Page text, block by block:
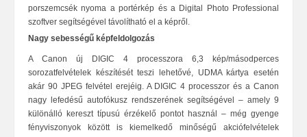
porszemcsék nyoma a portérkép és a Digital Photo Professional
szoftver segítségével távolítható el a képről.
Nagy sebességű képfeldolgozás
A Canon új DIGIC 4 processzora 6,3 kép/másodperces
sorozatfelvételek készítését teszi lehetővé, UDMA kártya esetén
akár 90 JPEGfelvétel erejéig. A DIGIC 4 processzor és a Canon
nagy lefedésű autofókusz rendszerének segítségével – amely 9
különálló kereszt típusú érzékelő pontot használ – még gyenge
fényviszonyok között is kiemelkedő minőségű akciófelvételek